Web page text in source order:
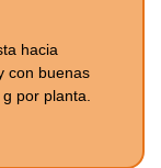
hacia
con buenas
por planta.